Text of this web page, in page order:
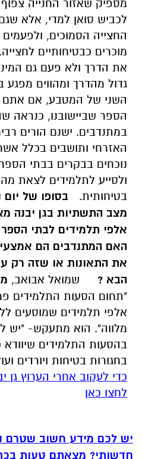
מספיק שאזור החנייה
לכביש סואן למדי, אלא
החצייה הסמוכים,
מוכרים כבטיחותיים
את הדרך ולא פעם גם
גדול מהדרך ומהווים מפגע
השני של המטבע, אם אתם
הספר שביישובנו, כנראה
במתנדבים. ישנם הורים
האזרחי ותושבים בכלל אשר
נוכחים בבקרים בבתי
ולסייע לתלמידים לצאת
בטיחותית.
בסופו של
מצב התשתיות בגן יבנה
אלפי תלמידים לבתי הספר
האם המתנדבים הם
את התאונות או שזה רק
הבא ?
שמואל אבואב,
"תחום הסעות התלמידים
אלפי תלמידים שמוסעים
מלווה". הוא מתעקש- "יש
בהסעות התלמידים שיוודא
בחגורות בטיחות ויורדים
לחצו כאן
יש לכם מידע חשוב שטרם
חדשותי? מצאתם טעות